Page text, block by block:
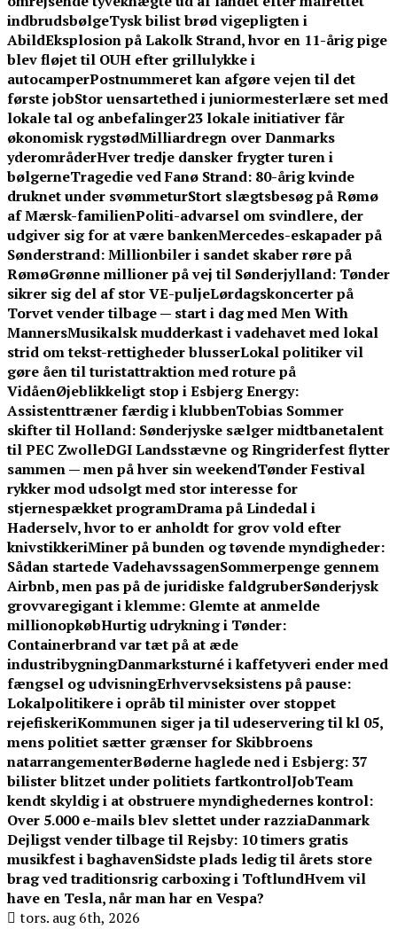
indbrudsbølgeTysk bilist brød vigepligten i
AbildEksplosion på Lakolk Strand, hvor en 11-årig pige
blev fløjet til OUH efter grillulykke i
autocamperPostnummeret kan afgøre vejen til det
første jobStor uensartethed i juniormesterlære set med
lokale tal og anbefalinger23 lokale initiativer får
økonomisk rygstødMilliardregn over Danmarks
yderområderHver tredje dansker frygter turen i
bølgerneTragedie ved Fanø Strand: 80-årig kvinde
druknet under svømmeturStort slægtsbesøg på Rømø
af Mærsk-familienPoliti-advarsel om svindlere, der
udgiver sig for at være bankenMercedes-eskapader på
Sønderstrand: Millionbiler i sandet skaber røre på
RømøGrønne millioner på vej til Sønderjylland: Tønder
sikrer sig del af stor VE-puljeLørdagskoncerter på
Torvet vender tilbage — start i dag med Men With
MannersMusikalsk mudderkast i vadehavet med lokal
strid om tekst-rettigheder blusserLokal politiker vil
gøre åen til turistattraktion med roture på
VidåenØjeblikkeligt stop i Esbjerg Energy:
Assistenttræner færdig i klubbenTobias Sommer
skifter til Holland: Sønderjyske sælger midtbanetalent
til PEC ZwolleDGI Landsstævne og Ringriderfest flytter
sammen — men på hver sin weekendTønder Festival
rykker mod udsolgt med stor interesse for
stjernespækket programDrama på Lindedal i
Haderselv, hvor to er anholdt for grov vold efter
knivstikkeriMiner på bunden og tøvende myndigheder:
Sådan startede VadehavssagenSommerpenge gennem
Airbnb, men pas på de juridiske faldgruberSønderjysk
grovvaregigant i klemme: Glemte at anmelde
millionopkøbHurtig udrykning i Tønder:
Containerbrand var tæt på at æde
industribygningDanmarksturné i kaffetyveri ender med
fængsel og udvisningErhvervseksistens på pause:
Lokalpolitikere i opråb til minister over stoppet
rejefiskeriKommunen siger ja til udeservering til kl 05,
mens politiet sætter grænser for Skibbroens
natarrangementerBøderne haglede ned i Esbjerg: 37
bilister blitzet under politiets fartkontrolJobTeam
kendt skyldig i at obstruere myndighedernes kontrol:
Over 5.000 e-mails blev slettet under razziaDanmark
Dejligst vender tilbage til Rejsby: 10 timers gratis
musikfest i baghavenSidste plads ledig til årets store
brag ved traditionsrig carboxing i ToftlundHvem vil
have en Tesla, når man har en Vespa?
tors. aug 6th, 2026